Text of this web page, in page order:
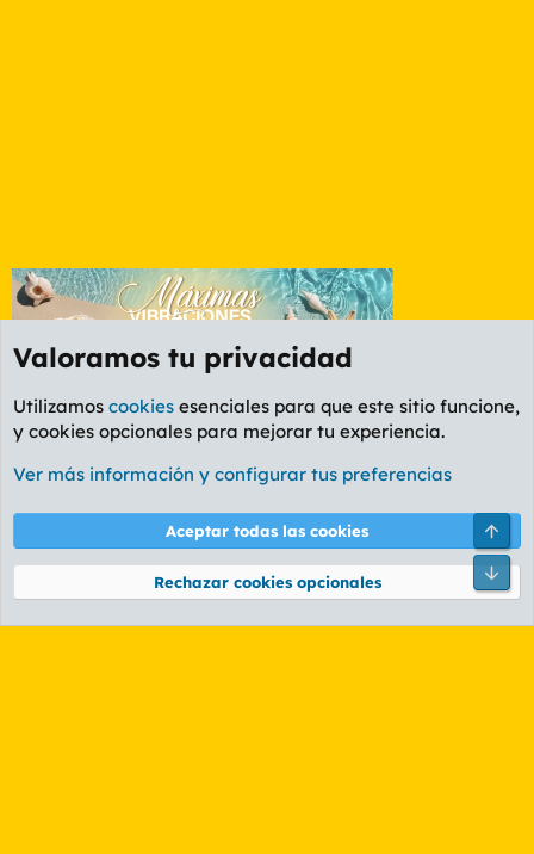
Etiquetas
Cookies
PL OLDSTYLE AMARILLO
Términos y reglas Política de privacidad Ayuda
Community platform by XenForo® © 2010-2026 XenForo Ltd.
Valoramos tu privacidad
Utilizamos cookies esenciales para que este sitio funcione,
y cookies opcionales para mejorar tu experiencia.
Ver más información y configurar tus preferencias
Aceptar todas las cookies
Rechazar cookies opcionales
Pie